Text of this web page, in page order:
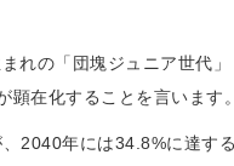
の「団塊ジュニア世代
在化することを言います。
2040年には34.8%に達す